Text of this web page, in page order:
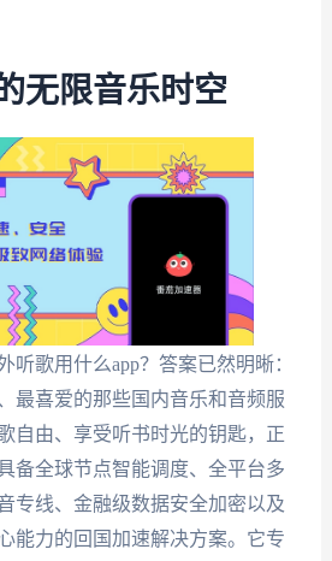
无限音乐时空
听歌用什么app？答案已然明晰：
最喜爱的那些国内音乐和音频服
自由、享受听书时光的钥匙，正
备全球节点智能调度、全平台多
专线、金融级数据安全加密以及
能力的回国加速解决方案。它专